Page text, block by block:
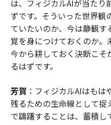
は、フィジカルAIが当たり
ずです。そういった世界観
ていたいのか、今は静観
覚を身につけておくのか
今から耕しておく決断こ
るはずです。
芳賀 ：フィジカルAIはも
残るための生命線として捉
で躊躇することは、蓄積